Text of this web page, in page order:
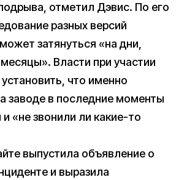
отметил Дэвис. По его
разных версий
затянуться «на дни,
Власти при участии
что именно
заводе в последние моменты
«не звонили ли какие-то
выпустила объявление о
и выразила